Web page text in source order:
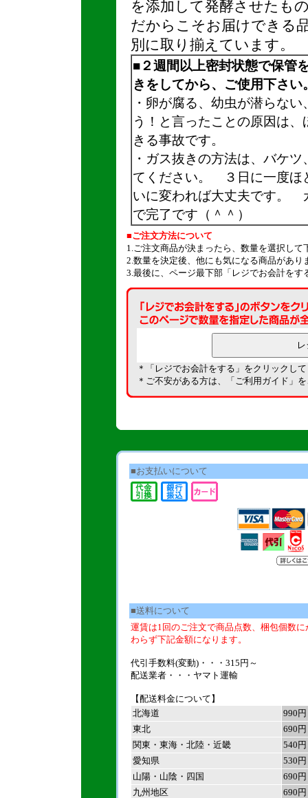
を添加して発酵させたも
だからこそお届けできる
別に取り揃えていま
■２週間以上密封状態で保管
きをしてから、ご使用下さい
・卵が腐る、幼虫が潜らな
う！と言ったことの原因は
きる事故です。
・ガス抜きの方法は、バケ
てください。 ３日に一度ほ
いに変われば大丈夫です。
で完了です（＾＾）
■ご注文方法について
1.ご注文商品が決まったら、数量を選択して
2.数量を決定後、他にも気になる商品があ
3.最後に、ページ最下部「レジでお会計をす
＊「レジでお会計をする」をクリックし
＊ご不安がある方は、「 ご利用ガイド 」
■お支払いについて
■送料について
運賃は1回のご注文で商品点数、梱包個数に
わらず下記金額になります。
代引手数料(変動)・・・315円～
配送業者・・・ヤマト運輸
【配送料金について】
北海道
990円
東北
690円
関東・東海・北陸・近畿
540円
愛知県
530円
山陽・山陰・四国
690円
九州地区
690円